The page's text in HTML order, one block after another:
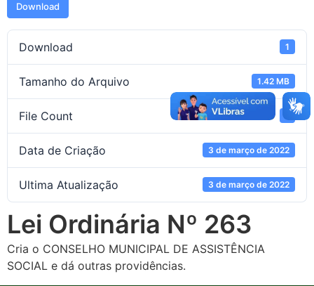
Download
Download 1
Tamanho do Arquivo 1.42 MB
File Count
Data de Criação 3 de março de 2022
Ultima Atualização 3 de março de 2022
Lei Ordinária Nº 263
Cria o CONSELHO MUNICIPAL DE ASSISTÊNCIA
SOCIAL e dá outras providências.